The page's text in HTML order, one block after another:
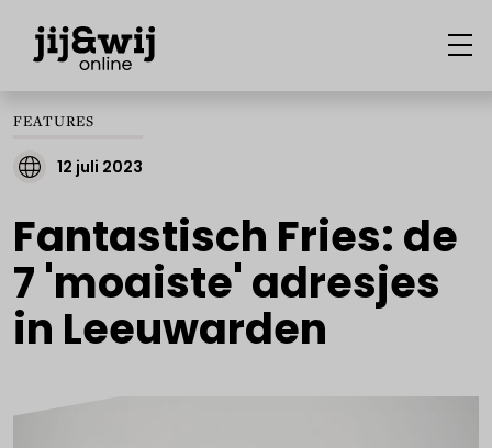
FEATURES
12 juli 2023
Fantastisch Fries: de
7 'moaiste' adresjes
in Leeuwarden